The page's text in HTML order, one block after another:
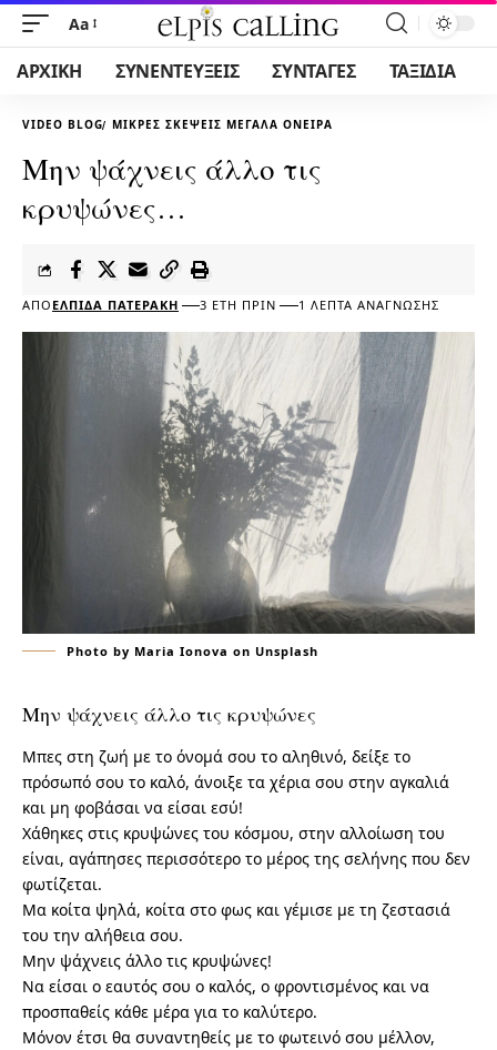
Aa
ΑΡΧΙΚΗ ΣΥΝΕΝΤΕΥΞΕΙΣ ΣΥΝΤΑΓΕΣ ΤΑΞΙΔΙΑ
VIDEO BLOG ΜΙΚΡΕΣ ΣΚΕΨΕΙΣ ΜΕΓΑΛΑ ΟΝΕΙΡΑ
Μην ψάχνεις άλλο τις
κρυψώνες…
ΑΠΌ ΕΛΠΊΔΑ ΠΑΤΕΡΆΚΗ 3 ΈΤΗ ΠΡΙΝ 1 ΛΕΠΤΆ ΑΝΆΓΝΩΣΗΣ
Photo by Maria Ionova on Unsplash
Μην ψάχνεις άλλο τις κρυψώνες
Μπες στη ζωή με το όνομά σου το αληθινό, δείξε το
πρόσωπό σου το καλό, άνοιξε τα χέρια σου στην αγκαλιά
και μη φοβάσαι να είσαι εσύ!
Χάθηκες στις κρυψώνες του κόσμου, στην αλλοίωση του
είναι, αγάπησες περισσότερο το μέρος της σελήνης που δεν
φωτίζεται.
Μα κοίτα ψηλά, κοίτα στο φως και γέμισε με τη ζεστασιά
του την αλήθεια σου.
Μην ψάχνεις άλλο τις κρυψώνες!
Να είσαι ο εαυτός σου ο καλός, ο φροντισμένος και να
προσπαθείς κάθε μέρα για το καλύτερο.
Μόνον έτσι θα συναντηθείς με το φωτεινό σου μέλλον,